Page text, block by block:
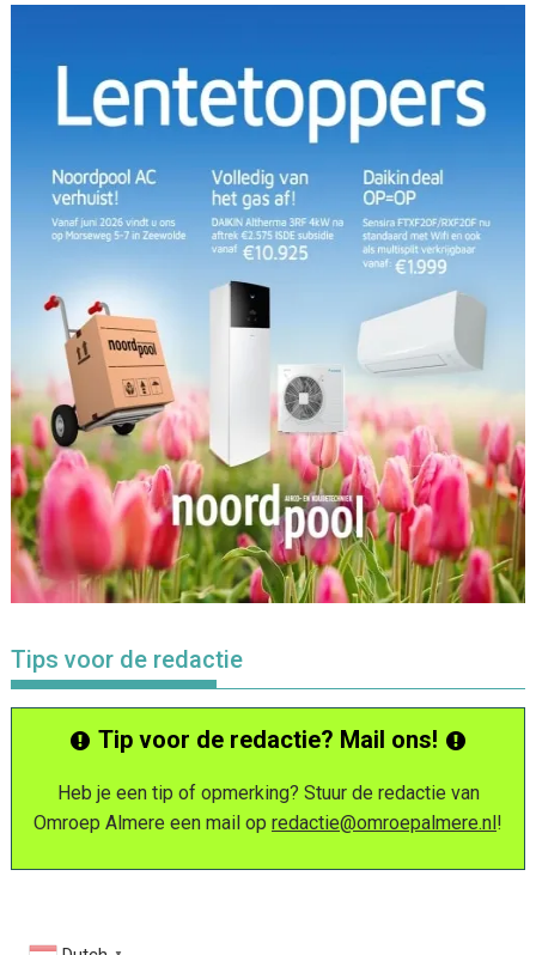
Tips voor de redactie
Tip voor de redactie? Mail ons!
Heb je een tip of opmerking? Stuur de redactie van
Omroep Almere een mail op redactie@omroepalmere.nl!